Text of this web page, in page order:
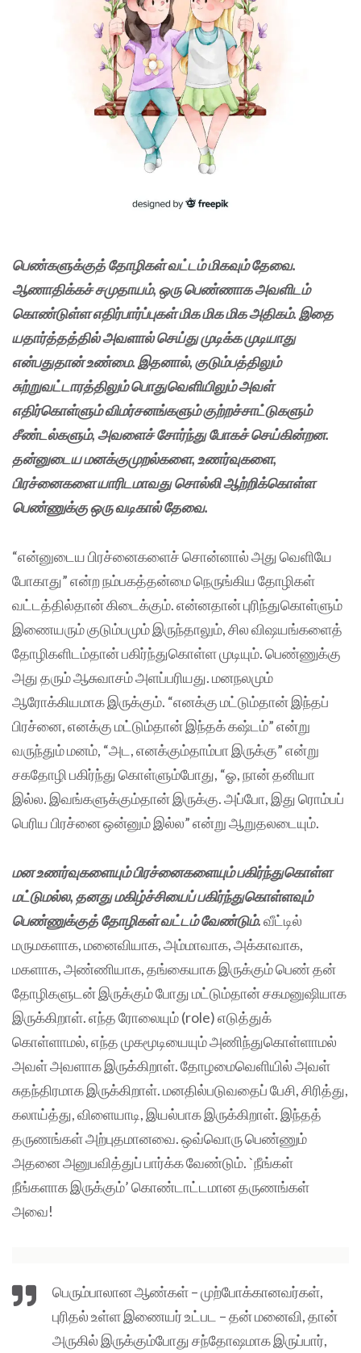
பெண்களுக்குத் தோழிகள் வட்டம் மிகவும் தேவை.
ஆணாதிக்கச் சமுதாயம், ஒரு பெண்ணாக அவளிடம்
கொண்டுள்ள எதிர்பார்ப்புகள் மிக மிக மிக அதிகம். இதை
யதார்த்தத்தில் அவளால் செய்து முடிக்க முடியாது
என்பதுதான் உண்மை. இதனால், குடும்பத்திலும்
சுற்றுவட்டாரத்திலும் பொதுவெளியிலும் அவள்
எதிர்கொள்ளும் விமர்சனங்களும் குற்றச்சாட்டுகளும்
சீண்டல்களும், அவளைச் சோர்ந்து போகச் செய்கின்றன.
தன்னுடைய மனக்குமுறல்களை, உணர்வுகளை,
பிரச்னைகளை யாரிடமாவது சொல்லி ஆற்றிக்கொள்ள
பெண்ணுக்கு ஒரு வடிகால் தேவை.
“என்னுடைய பிரச்னைகளைச் சொன்னால் அது வெளியே
போகாது” என்ற நம்பகத்தன்மை நெருங்கிய தோழிகள்
வட்டத்தில்தான் கிடைக்கும். என்னதான் புரிந்துகொள்ளும்
இணையரும் குடும்பமும் இருந்தாலும், சில விஷயங்களைத்
தோழிகளிடம்தான் பகிர்ந்துகொள்ள முடியும். பெண்ணுக்கு
அது தரும் ஆசுவாசம் அளப்பரியது. மனநலமும்
ஆரோக்கியமாக இருக்கும். “எனக்கு மட்டும்தான் இந்தப்
பிரச்னை, எனக்கு மட்டும்தான் இந்தக் கஷ்டம்” என்று
வருந்தும் மனம், “அட, எனக்கும்தாம்பா இருக்கு” என்று
சகதோழி பகிர்ந்து கொள்ளும்போது, “ஓ, நான் தனியா
இல்ல. இவங்களுக்கும்தான் இருக்கு. அப்போ, இது ரொம்பப்
பெரிய பிரச்னை ஒன்னும் இல்ல” என்று ஆறுதலடையும்.
மன உணர்வுகளையும் பிரச்னைகளையும் பகிர்ந்துகொள்ள
மட்டுமல்ல, தனது மகிழ்ச்சியைப் பகிர்ந்துகொள்ளவும்
பெண்ணுக்குத் தோழிகள் வட்டம் வேண்டும்.வீட்டில்
மருமகளாக, மனைவியாக, அம்மாவாக, அக்காவாக,
மகளாக, அண்ணியாக, தங்கையாக இருக்கும் பெண் தன்
தோழிகளுடன் இருக்கும் போது மட்டும்தான் சகமனுஷியாக
இருக்கிறாள். எந்த ரோலையும் (role) எடுத்துக்
கொள்ளாமல், எந்த முகமூடியையும் அணிந்துகொள்ளாமல்
அவள் அவளாக இருக்கிறாள். தோழமைவெளியில் அவள்
சுதந்திரமாக இருக்கிறாள். மனதில்படுவதைப் பேசி, சிரித்து,
கலாய்த்து, விளையாடி, இயல்பாக இருக்கிறாள். இந்தத்
தருணங்கள் அற்புதமானவை. ஒவ்வொரு பெண்ணும்
அதனை அனுபவித்துப் பார்க்க வேண்டும். `நீங்கள்
நீங்களாக இருக்கும்’ கொண்டாட்டமான தருணங்கள்
அவை!
பெரும்பாலான ஆண்கள் – முற்போக்கானவர்கள்,
புரிதல் உள்ள இணையர் உட்பட – தன் மனைவி, தான்
அருகில் இருக்கும்போது சந்தோஷமாக இருப்பார்,